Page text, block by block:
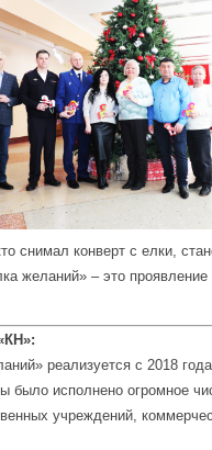
снимал конверт с елки,
желаний» – это
реализуется с 2018
было исполнено огромное
учреждений,